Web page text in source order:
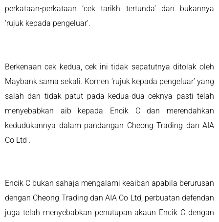
perkataan-perkataan ‘cek tarikh tertunda’ dan bukannya
‘rujuk kepada pengeluar’.
Berkenaan cek kedua, cek ini tidak sepatutnya ditolak oleh
Maybank sama sekali. Komen ‘rujuk kepada pengeluar’ yang
salah dan tidak patut pada kedua-dua ceknya pasti telah
menyebabkan aib kepada Encik C dan merendahkan
kedudukannya dalam pandangan Cheong Trading dan AIA
Co Ltd .
Encik C bukan sahaja mengalami keaiban apabila berurusan
dengan Cheong Trading dan AIA Co Ltd, perbuatan defendan
juga telah menyebabkan penutupan akaun Encik C dengan